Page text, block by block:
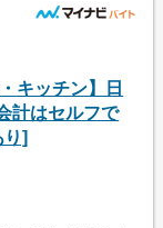
キッチン】日
計はセルフで
]